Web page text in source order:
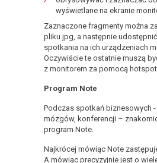
wyświetlane na ekranie
Zaznaczone fragmenty można
pliku jpg, a następnie
spotkania na ich urządzeniach
Oczywiście te ostatnie muszą
z monitorem za pomocą
Program Note
Podczas spotkań biznesowych
mózgów, konferencji –
program Note.
Najkrócej mówiąc Note
A mówiąc precyzyjnie jest o